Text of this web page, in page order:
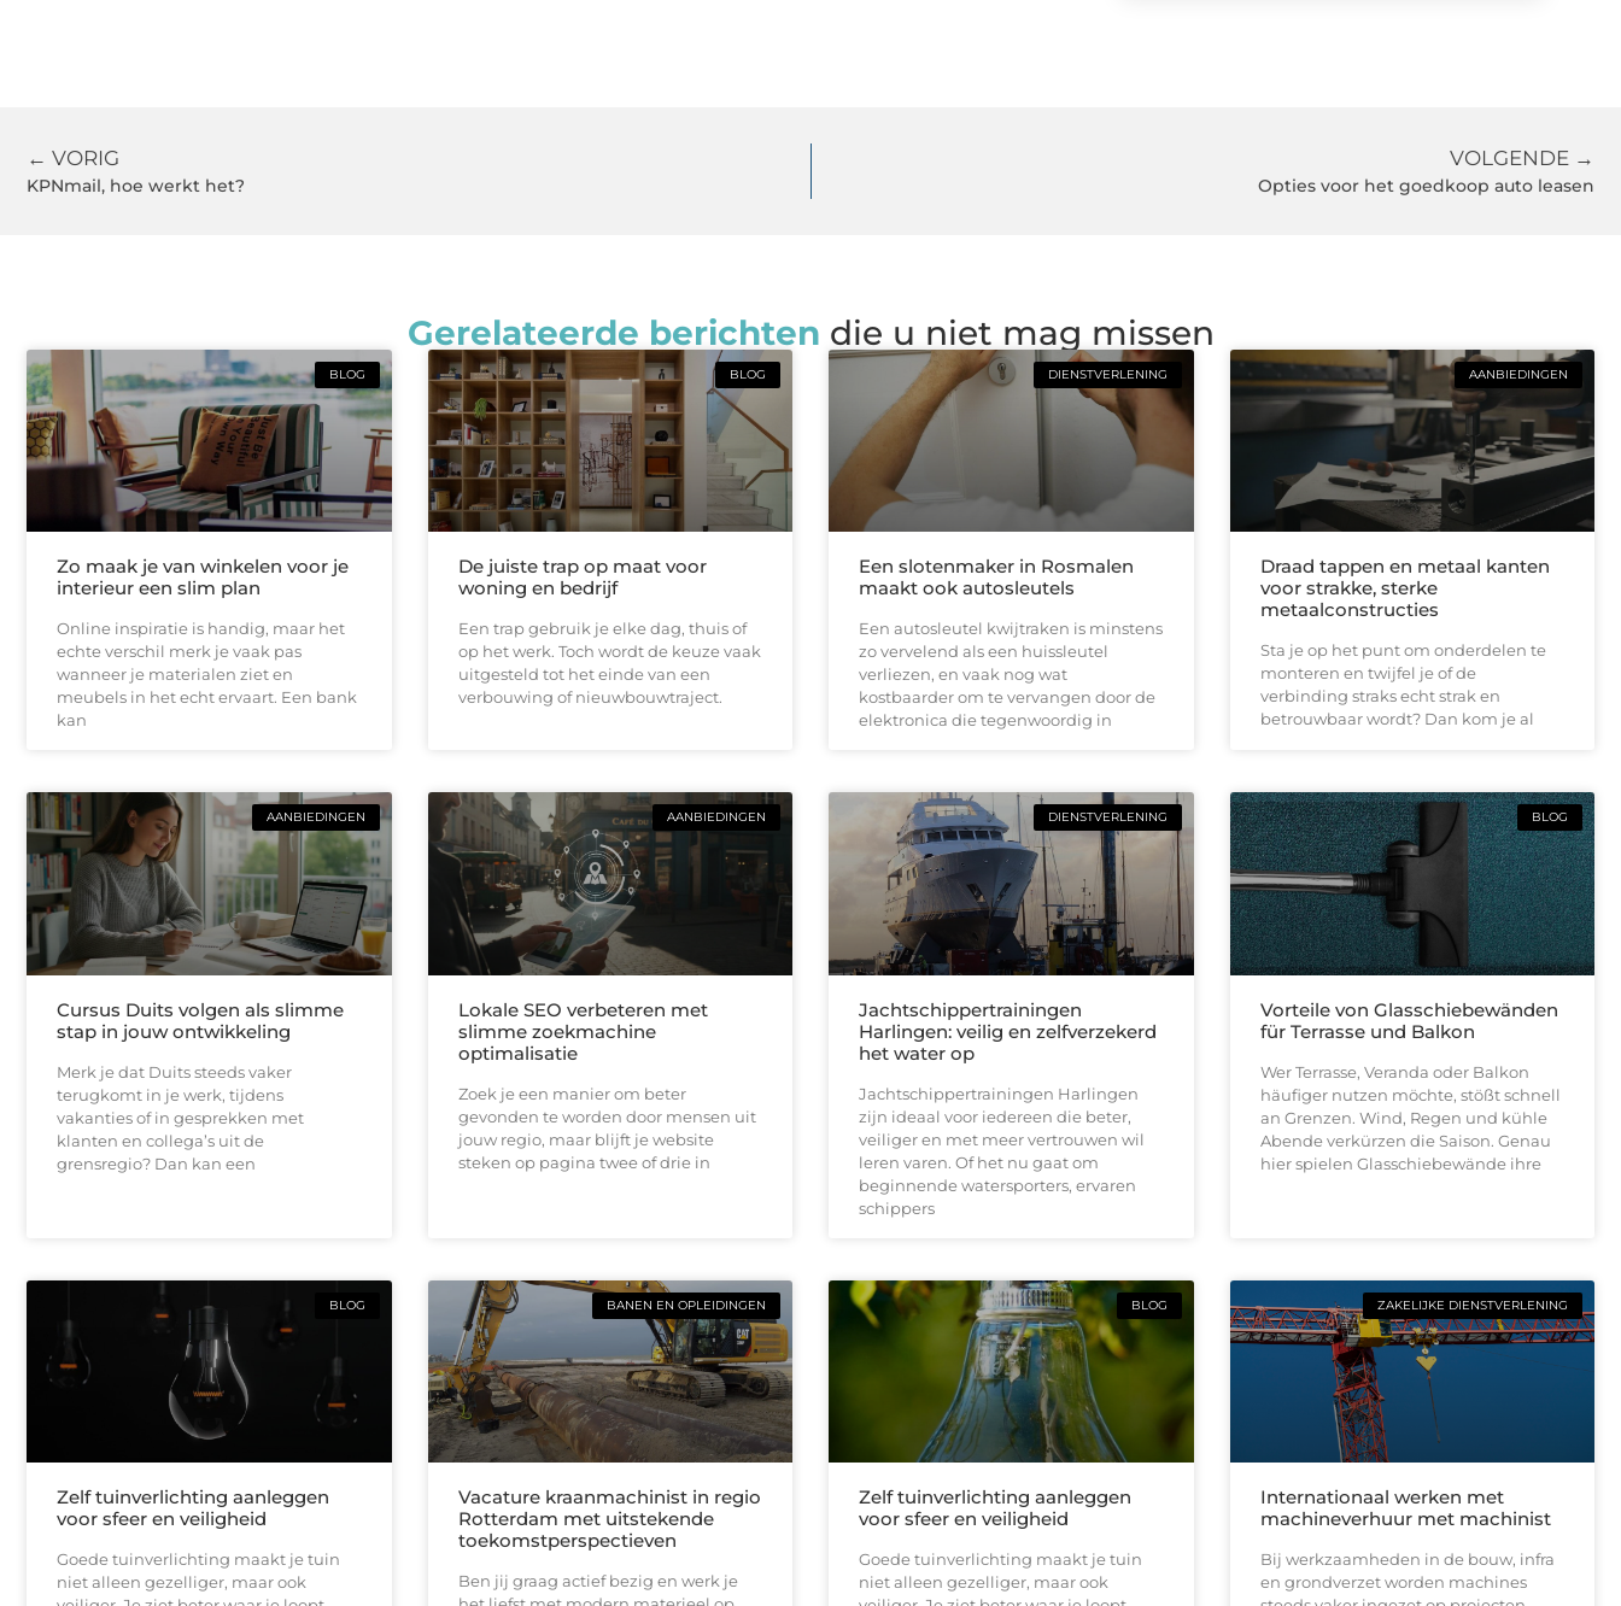
← VORIG
KPNmail, hoe werkt het?
VOLGENDE →
Opties voor het goedkoop auto leasen
Gerelateerde berichten die u niet mag missen
BLOG
Zo maak je van winkelen voor je
interieur een slim plan
Online inspiratie is handig, maar het
echte verschil merk je vaak pas
wanneer je materialen ziet en
meubels in het echt ervaart. Een bank
kan
BLOG
De juiste trap op maat voor
woning en bedrijf
Een trap gebruik je elke dag, thuis of
op het werk. Toch wordt de keuze vaak
uitgesteld tot het einde van een
verbouwing of nieuwbouwtraject.
DIENSTVERLENING
Een slotenmaker in Rosmalen
maakt ook autosleutels
Een autosleutel kwijtraken is minstens
zo vervelend als een huissleutel
verliezen, en vaak nog wat
kostbaarder om te vervangen door de
elektronica die tegenwoordig in
AANBIEDINGEN
Draad tappen en metaal kanten
voor strakke, sterke
metaalconstructies
Sta je op het punt om onderdelen te
monteren en twijfel je of de
verbinding straks echt strak en
betrouwbaar wordt? Dan kom je al
AANBIEDINGEN
Cursus Duits volgen als slimme
stap in jouw ontwikkeling
Merk je dat Duits steeds vaker
terugkomt in je werk, tijdens
vakanties of in gesprekken met
klanten en collega’s uit de
grensregio? Dan kan een
AANBIEDINGEN
Lokale SEO verbeteren met
slimme zoekmachine
optimalisatie
Zoek je een manier om beter
gevonden te worden door mensen uit
jouw regio, maar blijft je website
steken op pagina twee of drie in
DIENSTVERLENING
Jachtschippertrainingen
Harlingen: veilig en zelfverzekerd
het water op
Jachtschippertrainingen Harlingen
zijn ideaal voor iedereen die beter,
veiliger en met meer vertrouwen wil
leren varen. Of het nu gaat om
beginnende watersporters, ervaren
schippers
BLOG
Vorteile von Glasschiebewänden
für Terrasse und Balkon
Wer Terrasse, Veranda oder Balkon
häufiger nutzen möchte, stößt schnell
an Grenzen. Wind, Regen und kühle
Abende verkürzen die Saison. Genau
hier spielen Glasschiebewände ihre
BLOG
Zelf tuinverlichting aanleggen
voor sfeer en veiligheid
Goede tuinverlichting maakt je tuin
niet alleen gezelliger, maar ook
BANEN EN OPLEIDINGEN
Vacature kraanmachinist in regio
Rotterdam met uitstekende
toekomstperspectieven
Ben jij graag actief bezig en werk je
BLOG
Zelf tuinverlichting aanleggen
voor sfeer en veiligheid
Goede tuinverlichting maakt je tuin
niet alleen gezelliger, maar ook
ZAKELIJKE DIENSTVERLENING
Internationaal werken met
machineverhuur met machinist
Bij werkzaamheden in de bouw, infra
en grondverzet worden machines